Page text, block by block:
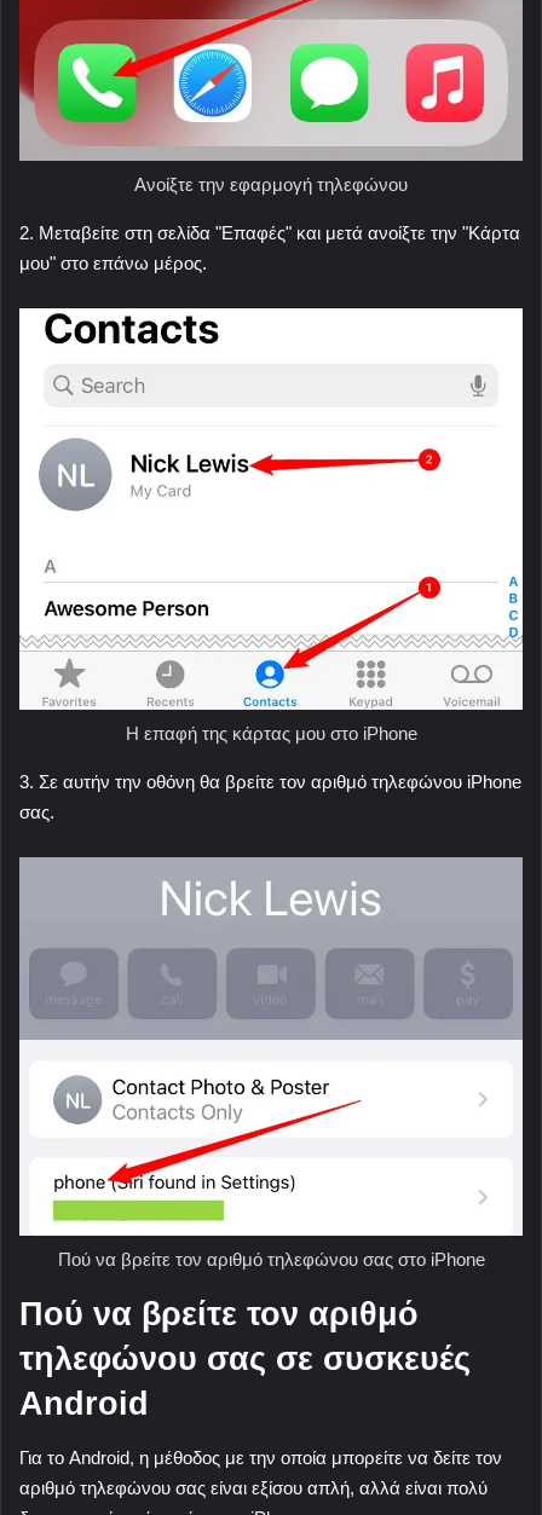
Ανοίξτε την εφαρμογή τηλεφώνου
2. Μεταβείτε στη σελίδα "Επαφές" και μετά ανοίξτε την "Κάρτα
μου" στο επάνω μέρος.
Η επαφή της κάρτας μου στο iPhone
3. Σε αυτήν την οθόνη θα βρείτε τον αριθμό τηλεφώνου iPhone
σας.
Πού να βρείτε τον αριθμό τηλεφώνου σας στο iPhone
Πού να βρείτε τον αριθμό
τηλεφώνου σας σε συσκευές
Android
Για το Android, η μέθοδος με την οποία μπορείτε να δείτε τον
αριθμό τηλεφώνου σας είναι εξίσου απλή, αλλά είναι πολύ